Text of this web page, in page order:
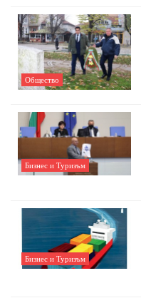
Общество
Бизнес и Туризъм
Бизнес и Туризъм